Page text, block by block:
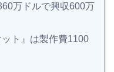
万ドルで興収600万
ット』は製作費1100